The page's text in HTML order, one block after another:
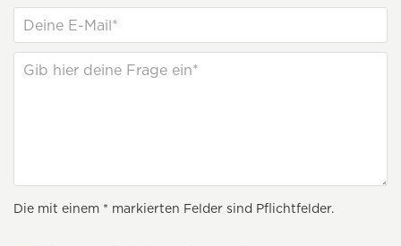
Die mit einem * markierten Felder sind Pflichtfelder.